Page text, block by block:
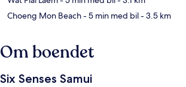
Choeng Mon Beach- 5 min med bil- 3.5 km
Om boendet
Six Senses Samui